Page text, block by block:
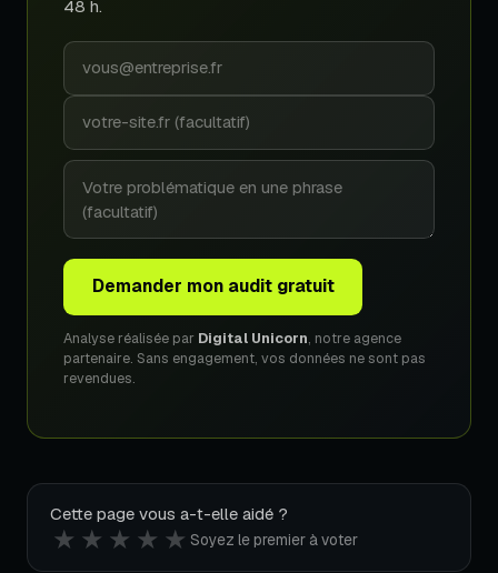
48 h.
Demander mon audit gratuit
Analyse réalisée par Digital Unicorn, notre agence
partenaire. Sans engagement, vos données ne sont pas
revendues.
Cette page vous a-t-elle aidé ?
★ ★ ★ ★ ★ Soyez le premier à voter